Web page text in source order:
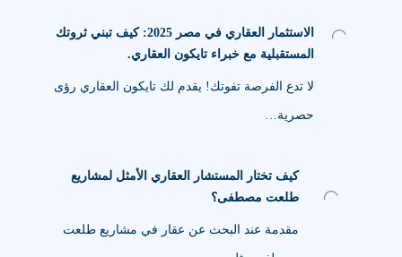
الاستثمار العقاري في مصر 2025: كيف تبني ثروتك
المستقبلية مع خبراء تايكون العقاري.
لا تدع الفرصة تفوتك! يقدم لك تايكون العقاري رؤى
حصرية…
كيف تختار المستشار العقاري الأمثل لمشاريع
طلعت مصطفى؟
مقدمة عند البحث عن عقار في مشاريع طلعت